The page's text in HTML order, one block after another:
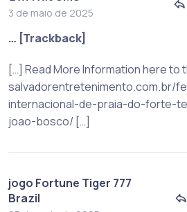
3 de maio de 2025
… [Trackback]
[…] Read More Information here to
salvadorentretenimento.com.br/
internacional-de-praia-do-forte-
joao-bosco/ […]
jogo Fortune Tiger 777
Brazil